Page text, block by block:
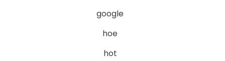
google
hoe
hot